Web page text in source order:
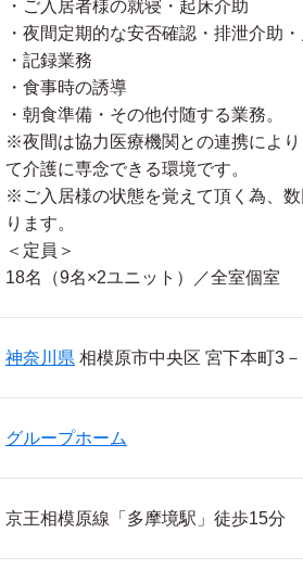
・ご入居者様の就寝・起床介助
・夜間定期的な安否確認・排泄介助・
・記録業務
・食事時の誘導
・朝食準備・その他付随する業務。
※夜間は協力医療機関との連携によ
て介護に専念できる環境です。
※ご入居様の状態を覚えて頂く為、
ります。
＜定員＞
18名（9名×2ユニット）／全室個室
神奈川県 相模原市中央区 宮下本町3
グループホーム
京王相模原線「多摩境駅」徒歩15分